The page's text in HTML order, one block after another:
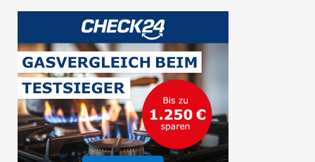
Highlights
belgischen
Stadt